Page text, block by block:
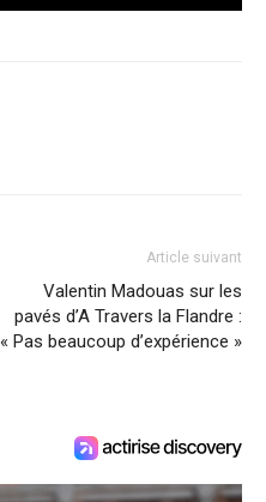
Article suivant
Valentin Madouas sur les
pavés d’A Travers la Flandre :
« Pas beaucoup d’expérience »